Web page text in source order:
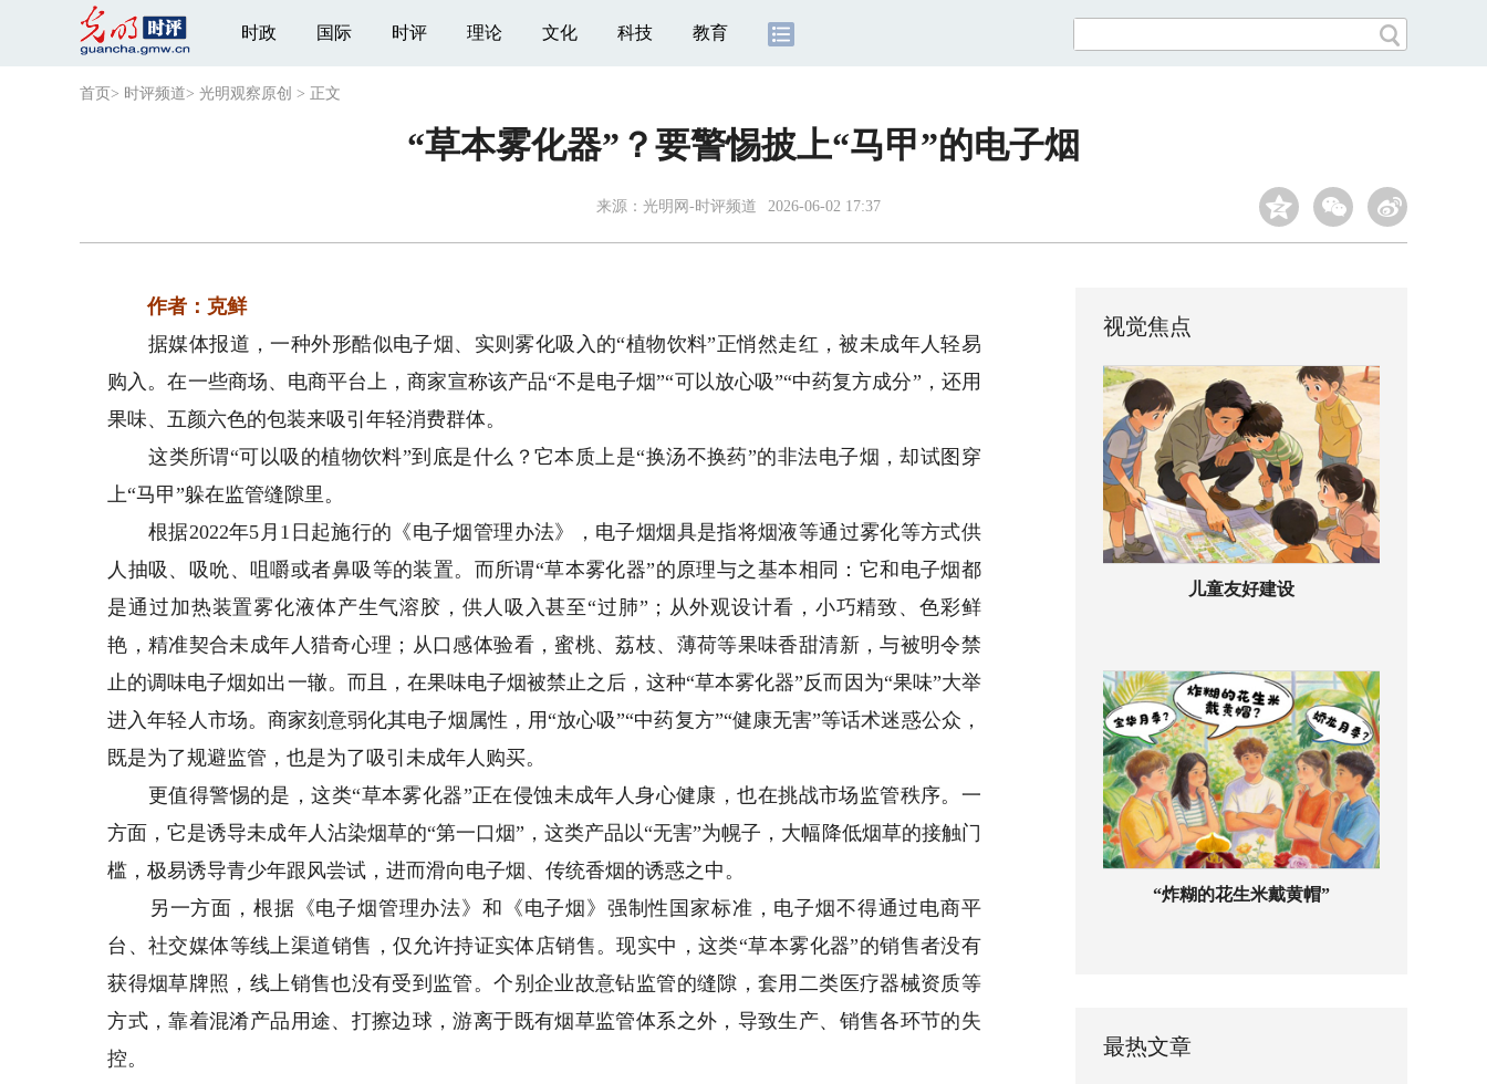
时政 国际 时评 理论 文化 科技 教育
首页 > 时评频道> 光明观察原创 > 正文
“草本雾化器”？要警惕披上“马甲”的电子烟
来源： 光明网-时评频道 2026-06-02 17:37
作者：克鲜
据媒体报道，一种外形酷似电子烟、实则雾化吸入的“植物饮料”正悄然走红，被未成年人轻易
购入。在一些商场、电商平台上，商家宣称该产品“不是电子烟”“可以放心吸”“中药复方成分”，还用
果味、五颜六色的包装来吸引年轻消费群体。
这类所谓“可以吸的植物饮料”到底是什么？它本质上是“换汤不换药”的非法电子烟，却试图穿
上“马甲”躲在监管缝隙里。
根据2022年5月1日起施行的《电子烟管理办法》，电子烟烟具是指将烟液等通过雾化等方式供
人抽吸、吸吮、咀嚼或者鼻吸等的装置。而所谓“草本雾化器”的原理与之基本相同：它和电子烟都
是通过加热装置雾化液体产生气溶胶，供人吸入甚至“过肺”；从外观设计看，小巧精致、色彩鲜
艳，精准契合未成年人猎奇心理；从口感体验看，蜜桃、荔枝、薄荷等果味香甜清新，与被明令禁
止的调味电子烟如出一辙。而且，在果味电子烟被禁止之后，这种“草本雾化器”反而因为“果味”大举
进入年轻人市场。商家刻意弱化其电子烟属性，用“放心吸”“中药复方”“健康无害”等话术迷惑公众，
既是为了规避监管，也是为了吸引未成年人购买。
更值得警惕的是，这类“草本雾化器”正在侵蚀未成年人身心健康，也在挑战市场监管秩序。一
方面，它是诱导未成年人沾染烟草的“第一口烟”，这类产品以“无害”为幌子，大幅降低烟草的接触门
槛，极易诱导青少年跟风尝试，进而滑向电子烟、传统香烟的诱惑之中。
另一方面，根据《电子烟管理办法》和《电子烟》强制性国家标准，电子烟不得通过电商平
台、社交媒体等线上渠道销售，仅允许持证实体店销售。现实中，这类“草本雾化器”的销售者没有
获得烟草牌照，线上销售也没有受到监管。个别企业故意钻监管的缝隙，套用二类医疗器械资质等
方式，靠着混淆产品用途、打擦边球，游离于既有烟草监管体系之外，导致生产、销售各环节的失
控。
视觉焦点
儿童友好建设
“炸糊的花生米戴黄帽”
最热文章